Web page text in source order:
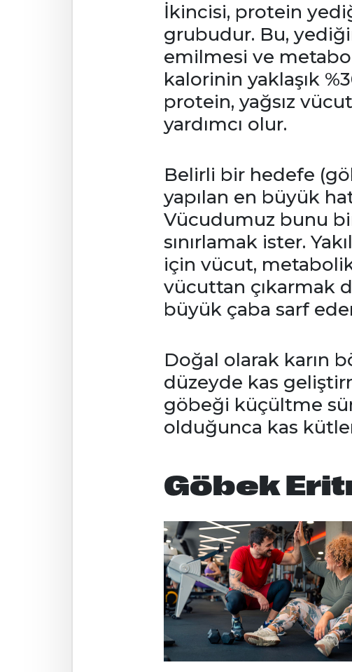
İkincisi, protein
grubudur. Bu,
emilmesi ve
kalorinin yaklaşık
protein, yağsız
yardımcı olur.
Belirli bir hedefe
yapılan en büyük
Vücudumuz bunu
sınırlamak ister.
için vücut,
vücuttan çıkarmak
büyük çaba sarf
Doğal olarak karın
düzeyde kas
göbeği küçültme
olduğunca kas
Göbek